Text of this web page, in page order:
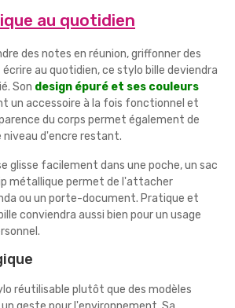
au quotidien
des notes en réunion, griffonner des
au quotidien, ce stylo bille deviendra
Son design épuré et ses couleurs
un accessoire à la fois fonctionnel et
du corps permet également de
d'encre restant.
glisse facilement dans une poche, un sac
métallique permet de l'attacher
ou un porte-document. Pratique et
conviendra aussi bien pour un usage
réutilisable plutôt que des modèles